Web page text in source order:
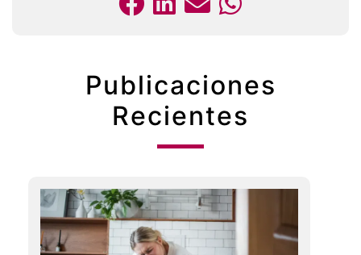
Publicaciones
Recientes